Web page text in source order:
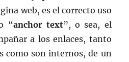
web, es el correcto uso
“anchor text”, o sea, el
a los enlaces, tanto
como son internos, de un